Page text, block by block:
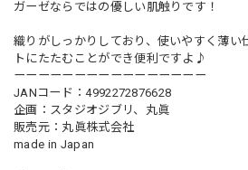
ガーゼならではの優しい肌触りです！
織りがしっかりしており、使いやすく薄い
トにたたむことができ便利ですよ♪
ーーーーーーーーーーーーーーーー
JANコード：4992272876628
企画：スタジオジブリ、丸眞
販売元：丸眞株式会社
made in Japan